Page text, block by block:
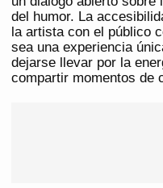
del humor. La
la artista con el público
sea una experiencia
dejarse llevar por la
compartir momentos de